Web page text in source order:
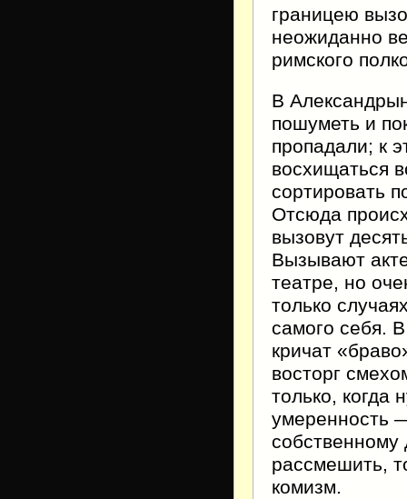
границею
неожиданно
римского
В
пошуметь и
пропадали; к
восхищаться
сортировать
Отсюда
вызовут
Вызывают
театре, но
только
самого себя.
кричат
восторг
только, когда
умеренность
собственному
рассмешить,
комизм.